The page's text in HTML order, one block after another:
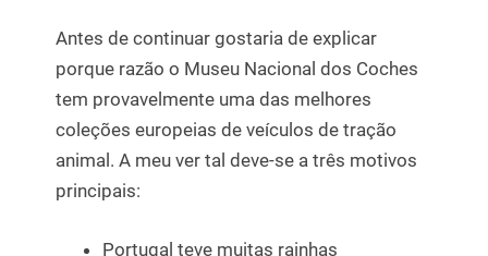
Antes de continuar gostaria de explicar
porque razão o Museu Nacional dos Coches
tem provavelmente uma das melhores
coleções europeias de veículos de tração
animal. A meu ver tal deve-se a três motivos
principais:
Portugal teve muitas rainhas